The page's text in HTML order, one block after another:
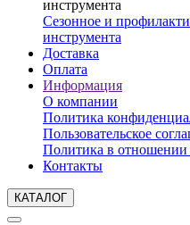
Сезонное и
инструмента
Доставка
Оплата
Информация
О компании
Политика
Пользовательское
Политика в отношении
Контакты
КАТАЛОГ